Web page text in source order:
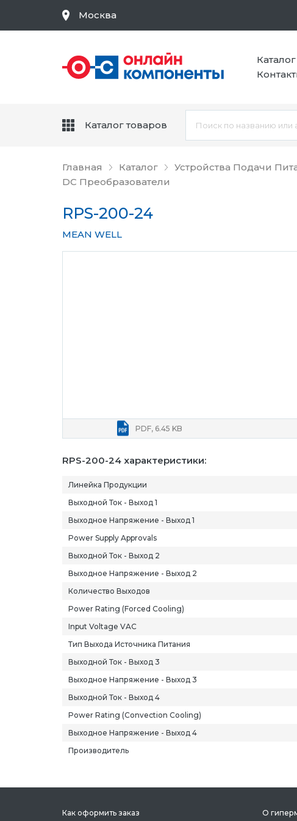
Главная Каталог Устройства Подачи
DC Преобразователи
RPS-200-24
MEAN WELL
PDF, 6.45 KB
RPS-200-24 характеристики:
Линейка Продукции
Выходной Ток - Выход 1
Выходное Напряжение - Выход 1
Power Supply Approvals
Выходной Ток - Выход 2
Выходное Напряжение - Выход 2
Количество Выходов
Power Rating (Forced Cooling)
Input Voltage VAC
Тип Выхода Источника Питания
Выходной Ток - Выход 3
Выходное Напряжение - Выход 3
Выходной Ток - Выход 4
Power Rating (Convection Cooling)
Выходное Напряжение - Выход 4
Производитель
Москва
Каталог
Каталог товаров
Как оформить заказ О